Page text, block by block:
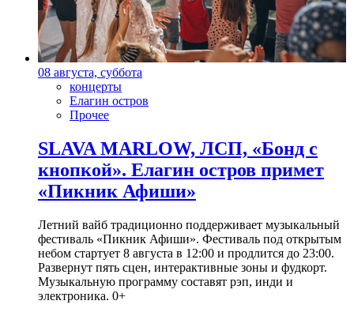
08 августа, суббота
концерты
Елагин остров
Прочее
SLAVA MARLOW, ЛСП, «Бонд с
кнопкой». Елагин остров примет
«Пикник Афиши»
Летний вайб традиционно поддерживает музыкальный
фестиваль «Пикник Афиши». Фестиваль под открытым
небом стартует 8 августа в 12:00 и продлится до 23:00.
Развернут пять сцен, интерактивные зоны и фудкорт.
Музыкальную программу составят рэп, инди и
электроника. 0+